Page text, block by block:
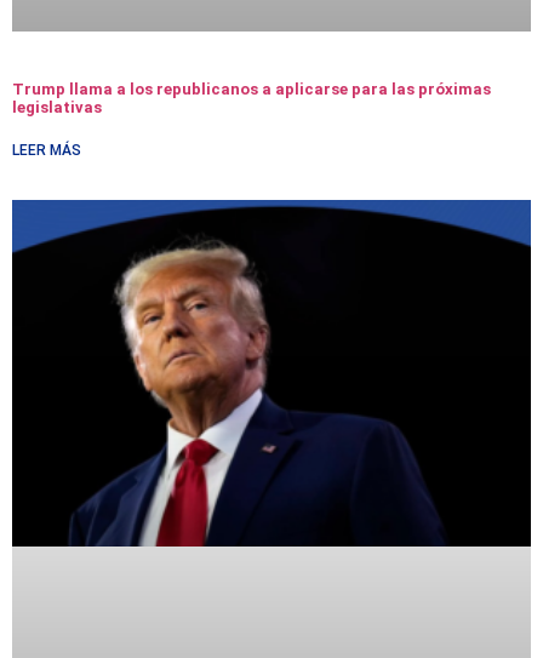
Trump llama a los republicanos a aplicarse para las próximas
legislativas
LEER MÁS